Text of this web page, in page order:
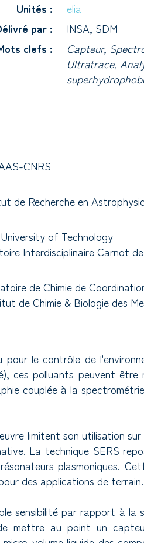
Unités :
elia
par :
INSA, SDM
clefs :
Capteur,
Ultratrace,
CNRS
de Recherche en
of Technology
Interdisciplinaire Carnot
de Chimie de
de Chimie & Biologie des
le contrôle de
ces polluants peuvent
couplée à la
limitent son utilisation
La technique SERS
plasmoniques.
des applications de terrain.
sensibilité par rapport à la
mettre au point un